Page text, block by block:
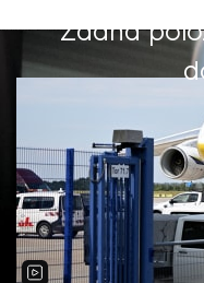
Žádná
Výběr redakce